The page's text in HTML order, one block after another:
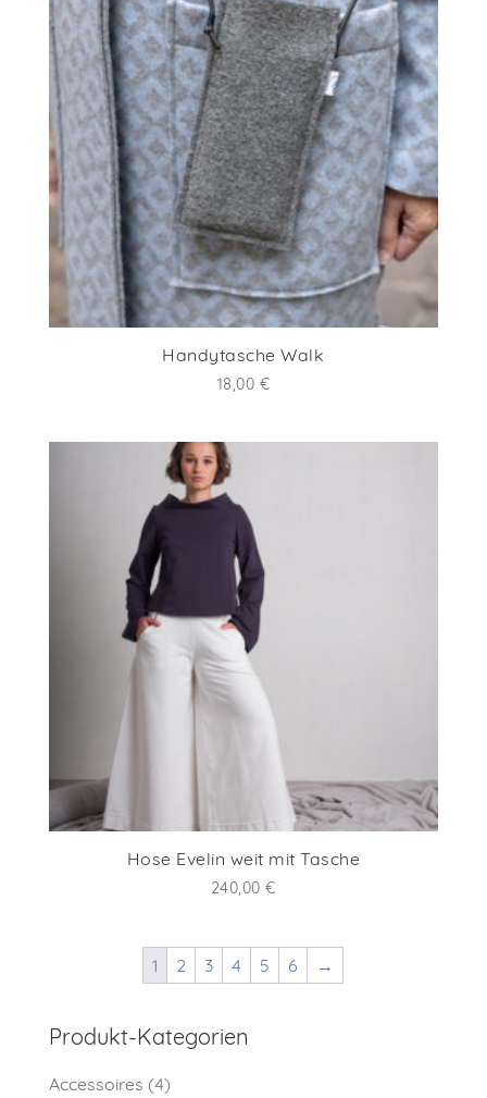
Handytasche Walk
18,00 €
Hose Evelin weit mit Tasche
240,00€
1 2 3 4 5 6 →
Produkt-Kategorien
Accessoires (4)